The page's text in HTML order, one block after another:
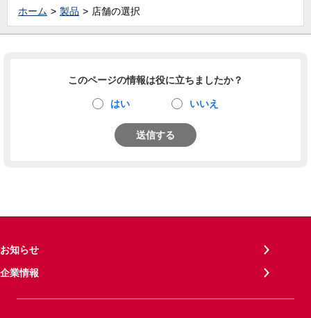
ホーム 製品 店舗の選択
このページの情報は役に立ちましたか？
はい いいえ
送信する
お知らせ
企業情報